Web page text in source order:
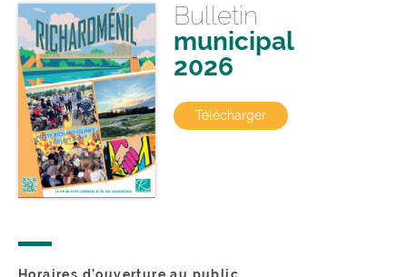
Bulletin
municipal
2026
Télécharger